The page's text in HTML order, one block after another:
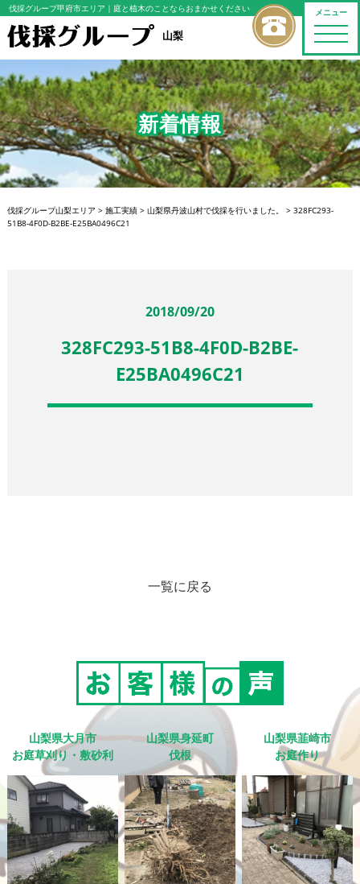
メニュー
toggle
伐採グループ甲府市エリア ｜庭と植木のことならおまかせください
山梨
新着情報
伐採グループ山梨エリア > 施工実績> 山梨県丹波山村で伐採を行いました。 > 328FC293-
51B8-4F0D-B2BE-E25BA0496C21
2018/09/20
328FC293-51B8-4F0D-B2BE-
E25BA0496C21
一覧に戻る
山梨県大月市
お庭草刈り・敷砂利
山梨県身延町
伐根
山梨県韮崎市
お庭作り